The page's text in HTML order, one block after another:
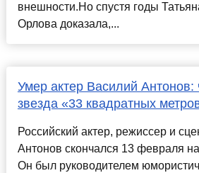
внешности.Но спустя годы
Орлова доказала,...
Умер актер Василий Антонов:
звезда «33 квадратных
Российский актер, режиссер и
Антонов скончался 13 февраля
Он был руководителем